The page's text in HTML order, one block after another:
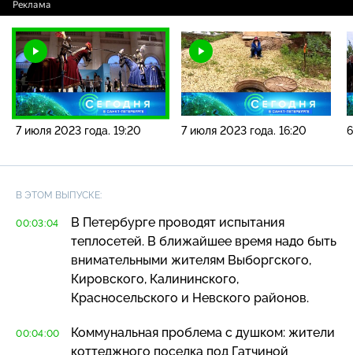
7 июля 2023 года. 19:20 7 июля 2023 года. 16:20
В ЭТОМ ВЫПУСКЕ:
00:03:04
В Петербурге проводят испытания
теплосетей. В ближайшее время надо быть
внимательными жителям Выборгского,
Кировского, Калининского,
Красносельского и Невского районов.
00:04:00
Коммунальная проблема с душком: жители
коттеджного поселка под Гатчиной